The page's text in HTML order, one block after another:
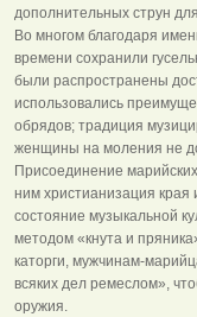
дополнительных струн
Во многом благодаря
времени сохранили
были распространены
использовались
обрядов; традиция
женщины на моления не
Присоединение
ним христианизация края
состояние музыкальной
методом «кнута и
каторги, мужчинам-
всяких дел ремеслом»,
оружия.